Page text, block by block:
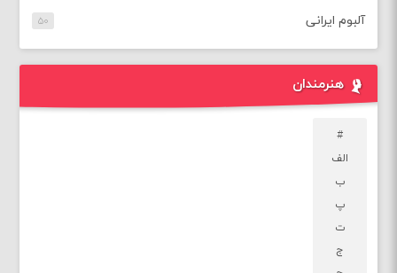
آلبوم ایرانی ۵۰
هنرمندان
#
الف
ب
پ
ت
ج